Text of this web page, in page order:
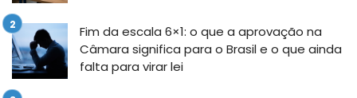
Fim da escala 6×1: o que a aprovação na
Câmara significa para o Brasil e o que ainda
falta para virar lei